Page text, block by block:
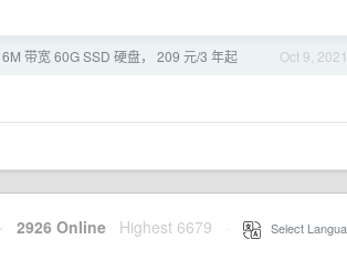
Oct 9, 2021
带宽 60G SSD 硬盘， 209 元/3 年起
· 2926 Online Highest 6679 Select